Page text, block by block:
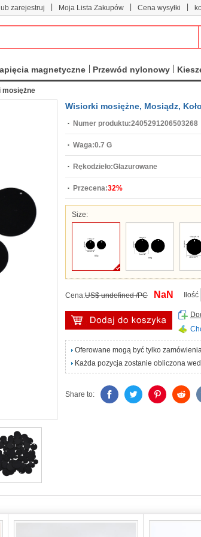
zarejestruj Moja Lista Zakupów Cena wysyłki
magnetyczne Przewód nylonowy
mosiężne
Wisiorki mosiężne, Mosiądz,
Numer produktu:2405291206503268
Waga:0.7 G
Rękodzieło:Glazurowane
Przecena:32%
Size:
Cena:US$ undefined /PC NaN Ilość
Oferowane mogą być tylko
Każda pozycja zostanie obliczona
Share to: